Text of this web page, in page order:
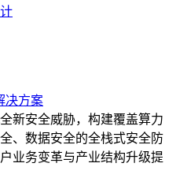
决方案
新安全威胁，构建覆盖算力
、数据安全的全栈式安全防
业务变革与产业结构升级提